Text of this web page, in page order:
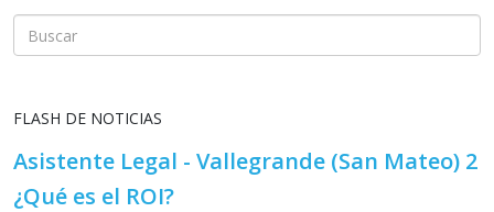
FLASH DE NOTICIAS
Asistente Legal - Vallegrande (San Mateo) 2
¿Qué es el ROI?